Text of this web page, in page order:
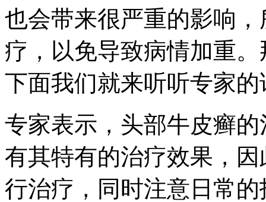
也会带来很严重的影响
疗，以免导致病情加重
下面我们就来听听专家
专家表示，头部牛皮癣
有其特有的治疗效果，
行治疗，同时注意日常